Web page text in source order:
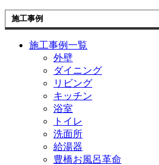
施工事例
施工事例一覧
外壁
ダイニング
リビング
キッチン
浴室
トイレ
洗面所
給湯器
豊橋お風呂革命